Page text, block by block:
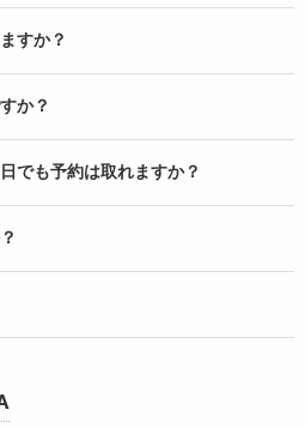
すか？
か？
でも予約は取れますか？